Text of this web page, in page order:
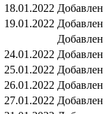
18.01.2022 Добавлен
19.01.2022 Добавлен
Добавлен
24.01.2022 Добавлен
25.01.2022 Добавлен
26.01.2022 Добавлен
27.01.2022 Добавлен